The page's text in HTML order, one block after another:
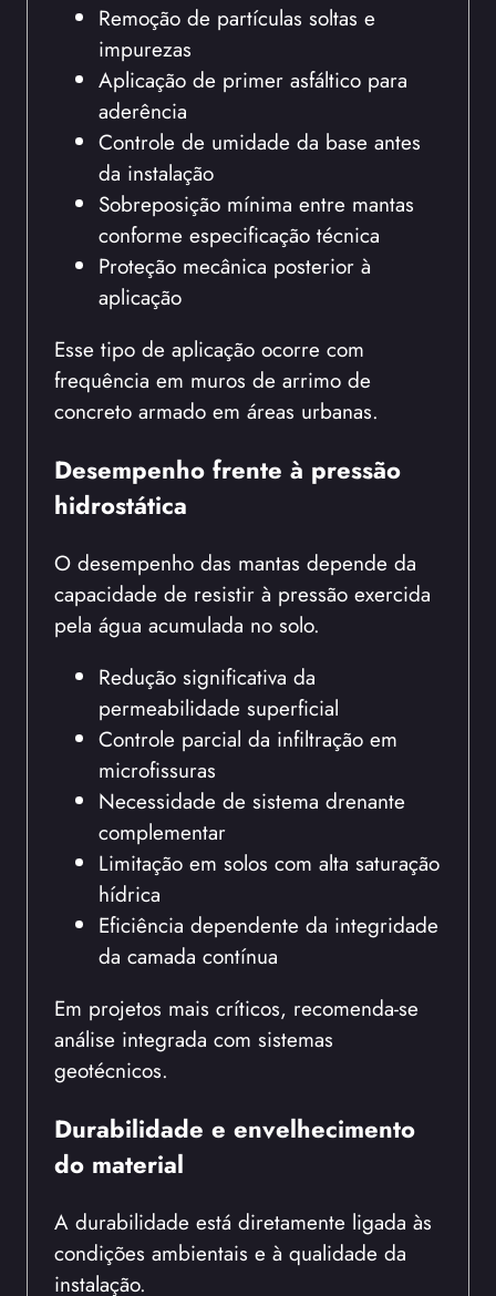
Remoção de partículas soltas e
impurezas
Aplicação de primer asfáltico para
aderência
Controle de umidade da base antes
da instalação
Sobreposição mínima entre mantas
conforme especificação técnica
Proteção mecânica posterior à
aplicação
Esse tipo de aplicação ocorre com
frequência em muros de arrimo de
concreto armado em áreas urbanas.
Desempenho frente à pressão
hidrostática
O desempenho das mantas depende da
capacidade de resistir à pressão exercida
pela água acumulada no solo.
Redução significativa da
permeabilidade superficial
Controle parcial da infiltração em
microfissuras
Necessidade de sistema drenante
complementar
Limitação em solos com alta saturação
hídrica
Eficiência dependente da integridade
da camada contínua
Em projetos mais críticos, recomenda-se
análise integrada com sistemas
geotécnicos.
Durabilidade e envelhecimento
do material
A durabilidade está diretamente ligada às
condições ambientais e à qualidade da
instalação.